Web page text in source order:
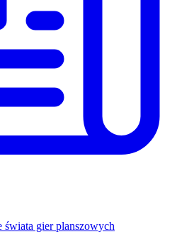
świata gier planszowych